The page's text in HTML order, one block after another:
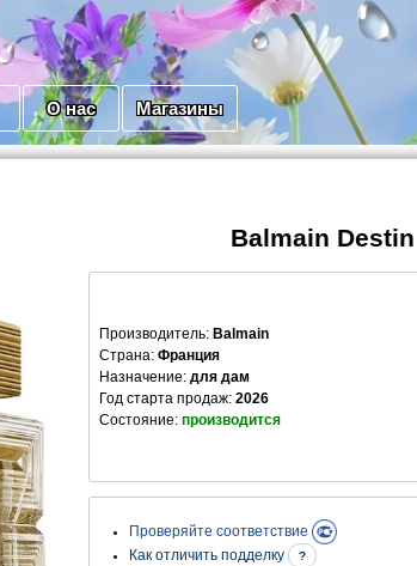
О нас Магазины
Balmain
Производитель: Balmain
Страна: Франция
Назначение: для дам
Год старта продаж: 2026
Состояние: производится
Проверяйте соответствие
Как отличить подделку
?